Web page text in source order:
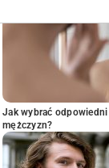
Jak wybrać
mężczyzn?